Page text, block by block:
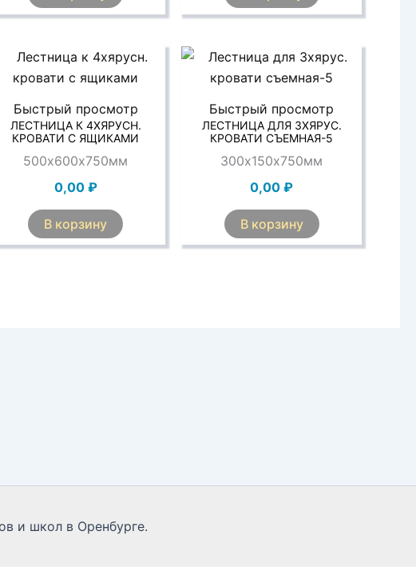
Быстрый просмотр
ЛЕСТНИЦА К 4ХЯРУСН.
КРОВАТИ С ЯЩИКАМИ
500х600х750мм
0,00 ₽
В корзину
Быстрый просмотр
ЛЕСТНИЦА ДЛЯ 3ХЯРУС.
КРОВАТИ СЪЕМНАЯ-5
300х150х750мм
0,00₽
В корзину
и школ в Оренбурге.